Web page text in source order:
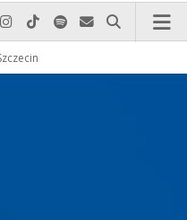
prostu do nas zadzwoń
nas na Facebook-u
Odwiedź nas na X
Odwiedź nas na Instagram-ie
Odwiedź nas na TikTok-u
Szukaj nas na Spotify
Wyślij do nas
Szukaj